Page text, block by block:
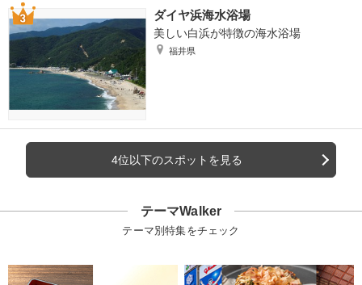
ダイヤ浜海水浴場
美しい白浜が特徴の海水浴場
福井県
4位以下のスポットを見る
テーマWalker
テーマ別特集をチェック